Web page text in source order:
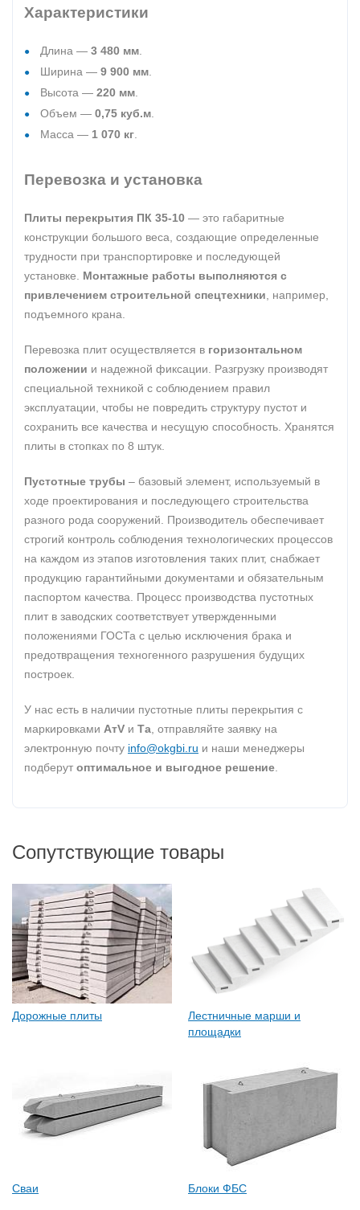
Характеристики
Длина — 3 480 мм
Ширина — 9 900 мм
Высота — 220 мм
Объем — 0,75 куб.м
Масса — 1 070 кг
Перевозка и установка
Плиты перекрытия ПК 35-10 — это габаритные
конструкции большого веса, создающие определенные
трудности при транспортировке и последующей
установке. Монтажные работы выполняются с
привлечением строительной спецтехники , например,
подъемного крана.
Перевозка плит осуществляется в горизонтальном
положении и надежной фиксации. Разгрузку производят
специальной техникой с соблюдением правил
эксплуатации, чтобы не повредить структуру пустот и
сохранить все качества и несущую способность. Хранятся
плиты в стопках по 8 штук.
Пустотные трубы – базовый элемент, используемый в
ходе проектирования и последующего строительства
разного рода сооружений. Производитель обеспечивает
строгий контроль соблюдения технологических процессов
на каждом из этапов изготовления таких плит, снабжает
продукцию гарантийными документами и обязательным
паспортом качества. Процесс производства пустотных
плит в заводских соответствует утвержденными
положениями ГОСТа с целью исключения брака и
предотвращения техногенного разрушения будущих
построек.
У нас есть в наличии пустотные плиты перекрытия с
маркировками AтV и Та , отправляйте заявку на
электронную почту info@okgbi.ru и наши менеджеры
подберут оптимальное и выгодное решение
Сопутствующие товары
Дорожные плиты
Лестничные марши и
площадки
Сваи Блоки ФБС